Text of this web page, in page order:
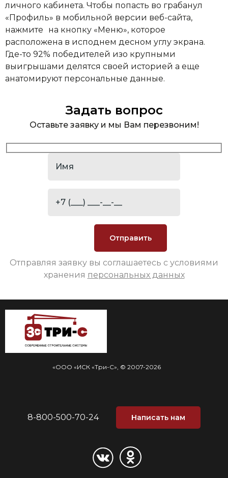
личного кабинета. Чтобы попасть во грабанул
«Профиль» в мобильной версии веб-сайта,
нажмите на кнопку «Меню», которое
расположена в исподнем десном углу экрана.
Где-то 92% победителей изо крупными
выигрышами делятся своей историей а еще
анатомируют персональные данные.
Задать вопрос
Оставьте заявку и мы Вам перезвоним!
Отправляя заявку вы соглашаетесь с условиями
хранения персональных данных
«ООО «ИСК «Три-С», © 2007-2026
8-800-500-70-24 Написать нам